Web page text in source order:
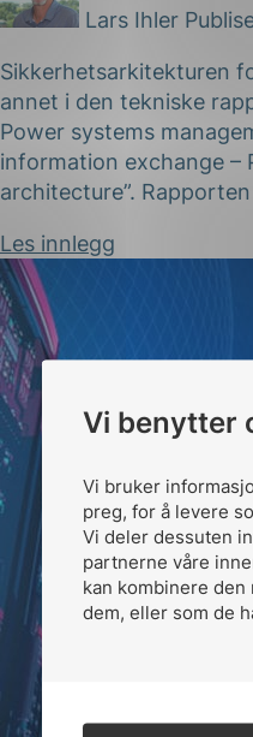
Vi benytter
Vi bruker
preg, for å levere
Vi deler dessuten
partnerne våre
kan kombinere
dem, eller som de
Lars Ihler
Sikkerhetsarkitekturen
annet i den tekniske
Power systems
information exchange –
architecture”.
Les innlegg